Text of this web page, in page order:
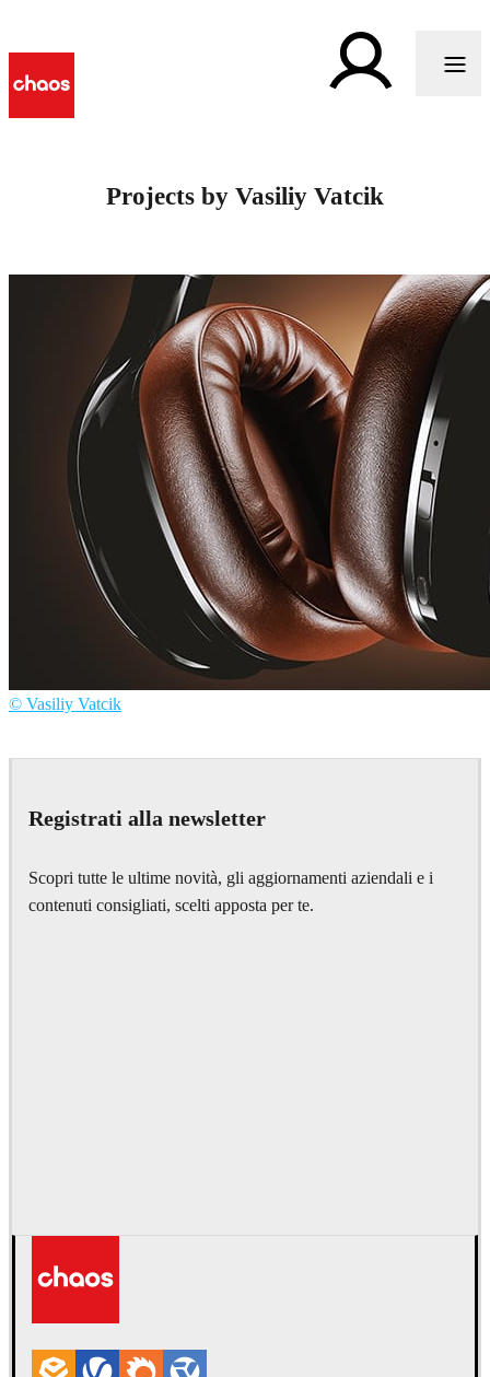
Projects by Vasiliy Vatcik
© Vasiliy Vatcik
Registrati alla newsletter
Scopri tutte le ultime novità, gli aggiornamenti aziendali e i
contenuti consigliati, scelti apposta per te.